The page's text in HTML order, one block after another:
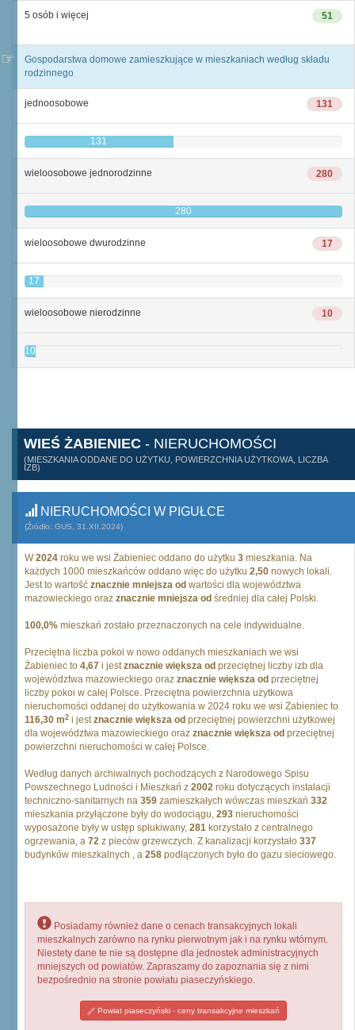
51
5 osób i więcej
Gospodarstwa domowe zamieszkujące w mieszkaniach według składu
rodzinnego
131
jednoosobowe
131
280
wieloosobowe jednorodzinne
280
17
wieloosobowe dwurodzinne
17
10
wieloosobowe nierodzinne
10
WIEŚ ŻABIENIEC - NIERUCHOMOŚCI
(MIESZKANIA ODDANE DO UŻYTKU, POWIERZCHNIA UŻYTKOWA, LICZBA
IZB)
NIERUCHOMOŚCI W PIGUŁCE
(Źródło: GUS, 31.XII.2024)
W2024 roku we wsi Żabieniec oddano do użytku 3 mieszkania. Na
każdych 1000 mieszkańców oddano więc do użytku 2,50 nowych lokali.
Jest to wartość znacznie mniejsza od wartości dla województwa
mazowieckiego oraz znacznie mniejsza od średniej dla całej Polski.
100,0% mieszkań zostało przeznaczonych na cele indywidualne.
Przeciętna liczba pokoi w nowo oddanych mieszkaniach we wsi
Żabieniec to 4,67 i jestznacznie większa od przeciętnej liczby izb dla
województwa mazowieckiego oraz znacznie większa od przeciętnej
liczby pokoi w całej Polsce. Przeciętna powierzchnia użytkowa
nieruchomości oddanej do użytkowania w 2024 roku we wsi Żabieniec to
116,30 m2 i jestznacznie większa od przeciętnej powierzchni użytkowej
dla województwa mazowieckiego oraz znacznie większa od przeciętnej
powierzchni nieruchomości w całej Polsce.
Według danych archiwalnych pochodzących z Narodowego Spisu
Powszechnego Ludności i Mieszkań z 2002 roku dotyczących instalacji
techniczno-sanitarnych na 359 zamieszkałych wówczas mieszkań 332
mieszkania przyłączone były do wodociągu, 293 nieruchomości
wyposażone były w ustęp spłukiwany, 281 korzystało z centralnego
ogrzewania, a 72 z pieców grzewczych. Z kanalizacji korzystało 337
budynków mieszkalnych , a 258 podłączonych było do gazu sieciowego.
Posiadamy również dane o cenach transakcyjnych lokali
mieszkalnych zarówno na rynku pierwotnym jak i na rynku wtórnym.
Niestety dane te nie są dostępne dla jednostek administracyjnych
mniejszych od powiatów. Zapraszamy do zapoznania się z nimi
bezpośrednio na stronie powiatu piaseczyńskiego.
Powiat piaseczyński - ceny transakcyjne mieszkań